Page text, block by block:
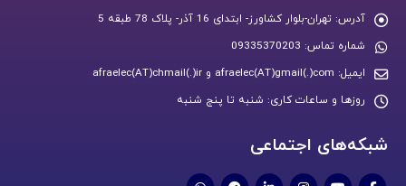
آدرس: تهران-بلوار کشاورز- ابتدای 16 آذر- پلاک 78 طبقه 5
شماره تماس: 09335370203
ایمیل: afraelec(AT)gmail(.)com و afraelec(AT)chmail(.)ir
روزها و ساعات کاری: شنبه تا پنج شنبه
شبکه‌های اجتماعی